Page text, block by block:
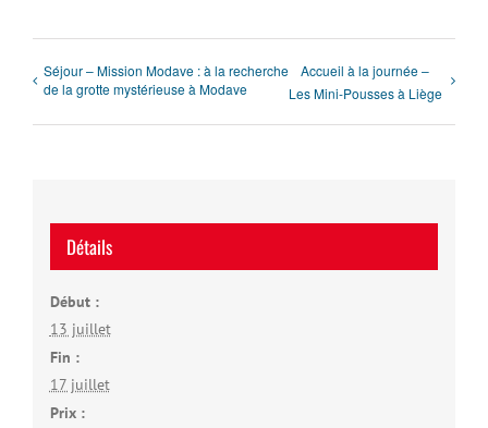
Séjour – Mission Modave : à la recherche
de la grotte mystérieuse à Modave
Accueil à la journée –
Les Mini-Pousses à Liège
Détails
Début :
13 juillet
Fin :
17 juillet
Prix :